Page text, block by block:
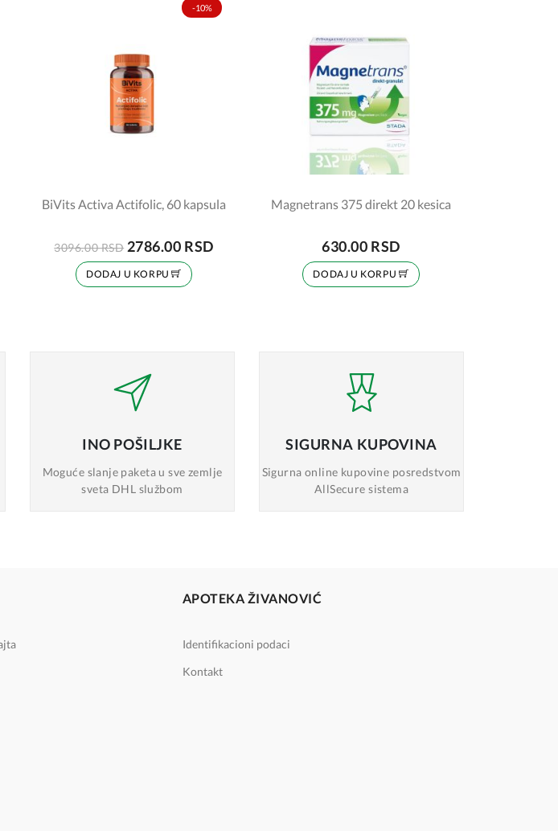
-10%
BiVits Activa Actifolic, 60 kapsula
3096.00 RSD 2786.00 RSD
DODAJ U KORPU
Magnetrans 375 direkt 20 kesica
630.00 RSD
DODAJ U KORPU
INO POŠILJKE
Moguće slanje paketa u sve zemlje
sveta DHL službom
SIGURNA KUPOVINA
Sigurna online kupovine posredstvom
AllSecure sistema
APOTEKA ŽIVANOVIĆ
Identifikacioni podaci
Kontakt